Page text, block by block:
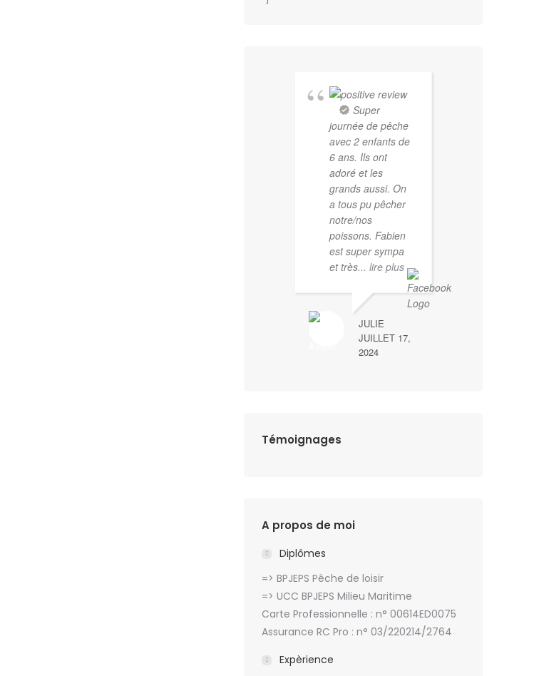
Super
journée de pêche
avec 2 enfants de
6 ans. Ils ont
adoré et les
grands aussi. On
a tous pu pêcher
notre/nos
poissons. Fabien
est super sympa
et très... lire plus
JULIE
JUILLET 17,
2024
Témoignages
A propos de moi
Diplômes
=> BPJEPS Pêche de loisir
=> UCC BPJEPS Milieu Maritime
Carte Professionnelle : n° 00614ED0075
Assurance RC Pro : n° 03/220214/2764
Expèrience